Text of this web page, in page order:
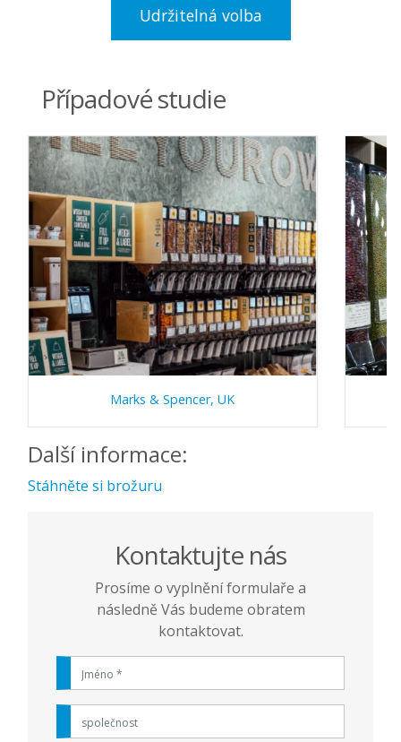
Udržitelná volba
Případové studie
Marks & Spencer, UK
Další informace:
Stáhněte si brožuru
Kontaktujte nás
Prosíme o vyplnění formulaře a
následně Vás budeme obratem
kontaktovat.